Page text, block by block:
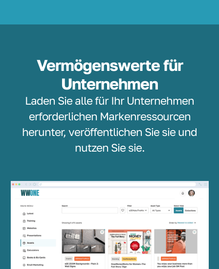
Vermögenswerte für
Unternehmen
Laden Sie alle für Ihr Unternehmen
erforderlichen Markenressourcen
herunter, veröffentlichen Sie sie und
nutzen Sie sie.